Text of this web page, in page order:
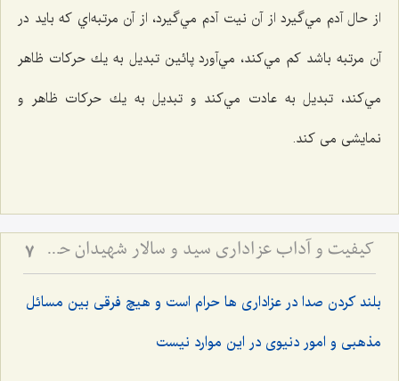
از حال آدم مي‌گيرد از آن نيت آدم مي‌گيرد، از آن مرتبه‌اي كه بايد در
آن مرتبه باشد كم مي‌كند، مي‌آورد پائين تبديل به يك حركات ظاهر
مي‌كند، تبديل به عادت مي‌كند و تبديل به يك حركات ظاهر و
نمايشی می کند.
کیفیت و آداب عزاداری سید و سالار شهیدان حضرت أباعبداللَه الحسین علیه السلام 7
بلند کردن صدا در عزاداری ها حرام است و هیچ فرقی بین مسائل
مذهبی و امور دنیوی در این موارد نیست